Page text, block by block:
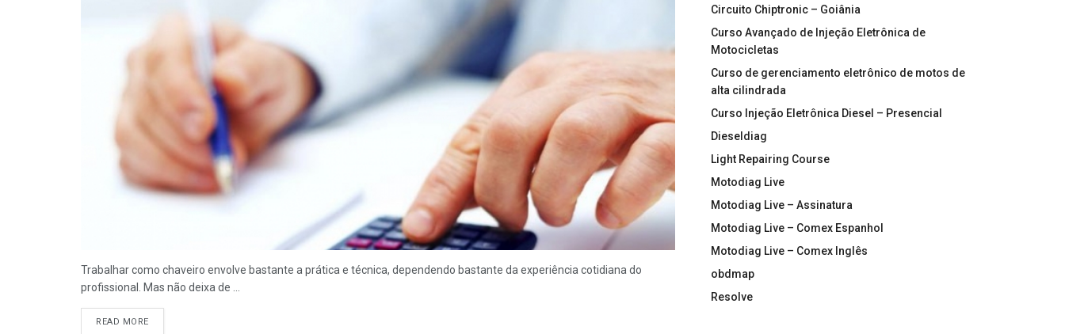
Trabalhar como chaveiro envolve bastante a prática e técnica, dependendo bastante da experiência cotidiana do
profissional. Mas não deixa de ...
READ MORE
Circuito Chiptronic – Goiânia
Curso Avançado de Injeção Eletrônica de
Motocicletas
Curso de gerenciamento eletrônico de motos de
alta cilindrada
Curso Injeção Eletrônica Diesel – Presencial
Dieseldiag
Light Repairing Course
Motodiag Live
Motodiag Live – Assinatura
Motodiag Live – Comex Espanhol
Motodiag Live – Comex Inglês
obdmap
Resolve